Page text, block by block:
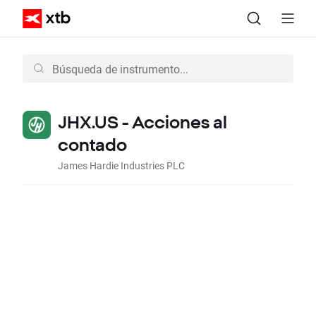
JHX.US - Acciones al
contado
James Hardie Industries PLC